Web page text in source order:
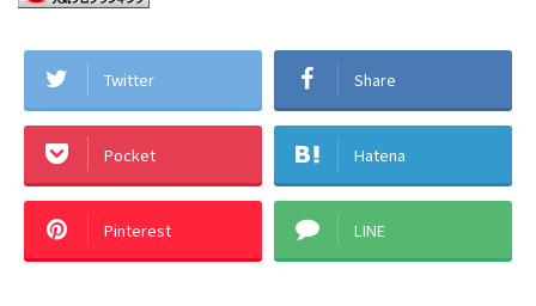
Twitter Share
Pocket Hatena
Pinterest LINE